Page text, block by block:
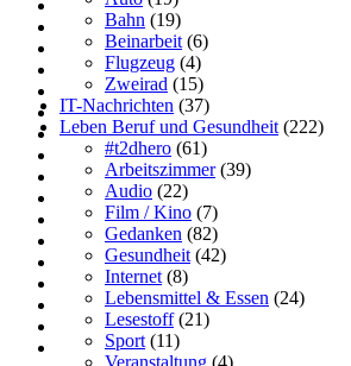
Bahn (19)
Beinarbeit (6)
Flugzeug (4)
Zweirad (15)
IT-Nachrichten (37)
Leben Beruf und Gesundheit (222)
#t2dhero (61)
Arbeitszimmer(39)
Audio (22)
Film / Kino (7)
Gedanken (82)
Gesundheit (42)
Internet (8)
Lebensmittel & Essen (24)
Lesestoff(21)
Sport (11)
Veranstaltung (4)